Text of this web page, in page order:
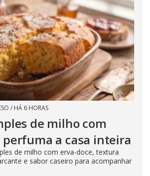
/ HÁ 6 HORAS
de milho com
perfuma a casa inteira
de milho com erva-doce, textura
e sabor caseiro para acompanhar